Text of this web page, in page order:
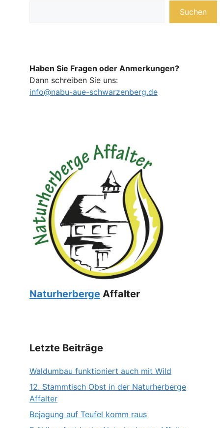
Suchen
Haben Sie Fragen oder Anmerkungen?
Dann schreiben Sie uns:
info@nabu-aue-schwarzenberg.de
Naturherberge Affalter
Letzte Beiträge
Waldumbau funktioniert auch mit Wild
12. Stammtisch Obst in der Naturherberge
Affalter
Bejagung auf Teufel komm raus